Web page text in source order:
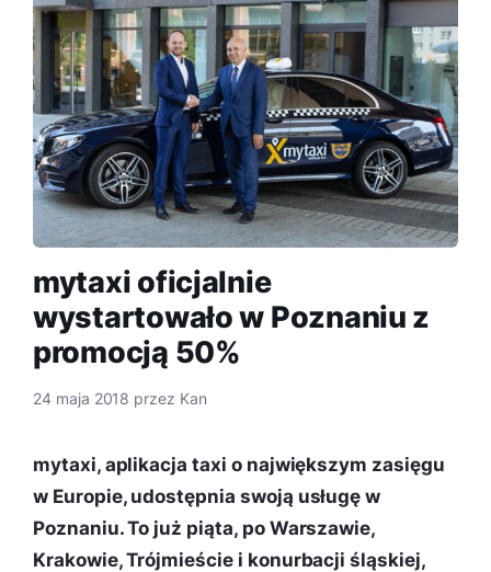
mytaxi oficjalnie
wystartowało w Poznaniu z
promocją 50%
24 maja 2018 przez Kan
mytaxi, aplikacja taxi o największym zasięgu
w Europie, udostępnia swoją usługę w
Poznaniu. To już piąta, po Warszawie,
Krakowie, Trójmieście i konurbacji śląskiej,